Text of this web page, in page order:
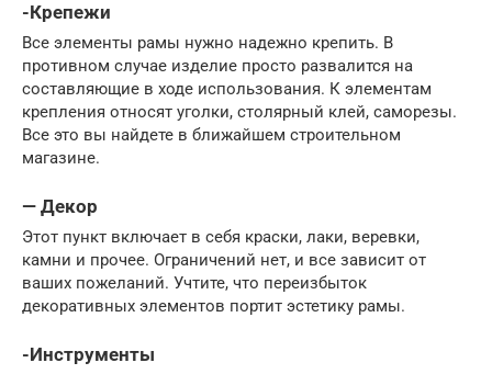
-Крепежи
Все элементы рамы нужно надежно крепить. В
противном случае изделие просто развалится на
составляющие в ходе использования. К элементам
крепления относят уголки, столярный клей, саморезы.
Все это вы найдете в ближайшем строительном
магазине.
— Декор
Этот пункт включает в себя краски, лаки, веревки,
камни и прочее. Ограничений нет, и все зависит от
ваших пожеланий. Учтите, что переизбыток
декоративных элементов портит эстетику рамы.
-Инструменты